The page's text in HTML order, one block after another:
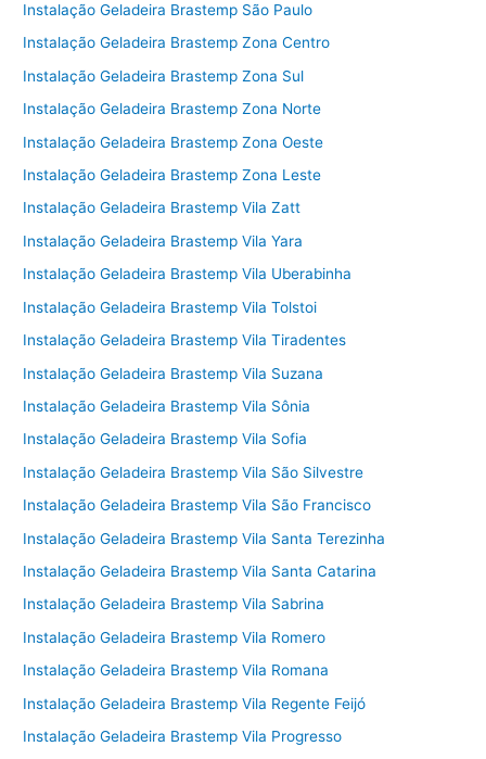
Instalação Geladeira Brastemp São Paulo
Instalação Geladeira Brastemp Zona Centro
Instalação Geladeira Brastemp Zona Sul
Instalação Geladeira Brastemp Zona Norte
Instalação Geladeira Brastemp Zona Oeste
Instalação Geladeira Brastemp Zona Leste
Instalação Geladeira Brastemp Vila Zatt
Instalação Geladeira Brastemp Vila Yara
Instalação Geladeira Brastemp Vila Uberabinha
Instalação Geladeira Brastemp Vila Tolstoi
Instalação Geladeira Brastemp Vila Tiradentes
Instalação Geladeira Brastemp Vila Suzana
Instalação Geladeira Brastemp Vila Sônia
Instalação Geladeira Brastemp Vila Sofia
Instalação Geladeira Brastemp Vila São Silvestre
Instalação Geladeira Brastemp Vila São Francisco
Instalação Geladeira Brastemp Vila Santa Terezinha
Instalação Geladeira Brastemp Vila Santa Catarina
Instalação Geladeira Brastemp Vila Sabrina
Instalação Geladeira Brastemp Vila Romero
Instalação Geladeira Brastemp Vila Romana
Instalação Geladeira Brastemp Vila Regente Feijó
Instalação Geladeira Brastemp Vila Progresso